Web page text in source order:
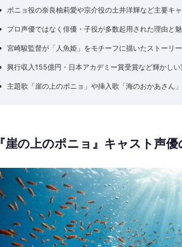
ポニョ役の奈良柚莉愛や宗介役の土井洋輝など主要キ
プロ声優ではなく俳優・子役が多数起用された理由と
宮崎駿監督が「人魚姫」をモチーフに描いたストーリ
興行収入155億円・日本アカデミー賞受賞など輝かしい
主題歌「崖の上のポニョ」や挿入歌「海のおかあさん
『崖の上のポニョ』キャスト声